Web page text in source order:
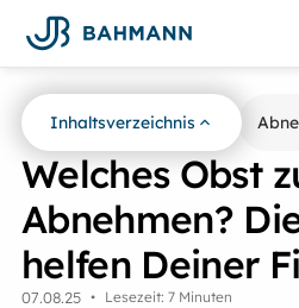
Zurück zur Übersicht
Welches Obst
Abnehmen?
helfen Deiner
07.08.25 • Lesezeit: 7 Minuten
Inhaltsverzeichnis